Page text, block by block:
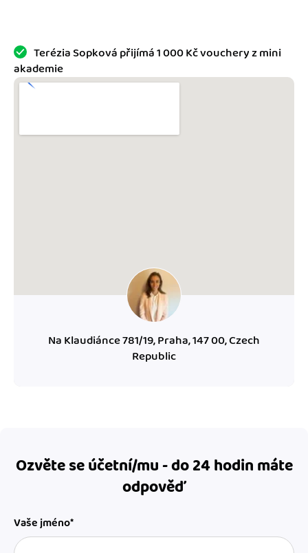
Terézia Sopková přijímá 1 000 Kč vouchery z mini
akademie
Na Klaudiánce 781/19, Praha, 147 00, Czech
Republic
Ozvěte se účetní/mu - do 24 hodin máte
odpověď
Vaše jméno*